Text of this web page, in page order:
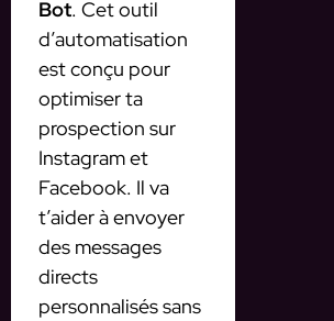
Bot. Cet outil
d’automatisation
est conçu pour
optimiser ta
prospection sur
Instagram et
Facebook. Il va
t’aider à envoyer
des messages
directs
personnalisés sans